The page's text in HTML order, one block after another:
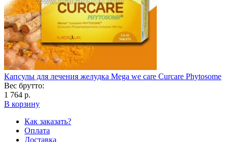
Капсулы для лечения желудка Mega we care Curcare Phytosome
Вес брутто:
1 764 р.
В корзину
Как заказать?
Оплата
Доставка